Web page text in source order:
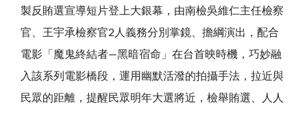
製反賄選宣導短片登上大銀幕，由南檢吳維仁主任檢察
官、王宇承檢察官2 人義務分別掌鏡、擔綱演出，配合
電影「魔鬼終結者—黑暗宿命」在台首映時機，巧妙融
入該系列電影橋段，運用幽默活潑的拍攝手法，拉近與
民眾的距離，提醒民眾明年大選將近，檢舉賄選、人人